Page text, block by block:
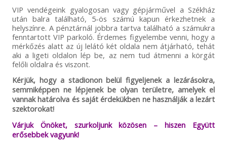
VIP vendégeink gyalogosan vagy gépjárművel a Székház
után balra található, 5-ös számú kapun érkezhetnek a
helyszínre. A pénztárnál jobbra tartva található a számukra
fenntartott VIP parkoló. Érdemes figyelembe venni, hogy a
mérkőzés alatt az új lelátó két oldala nem átjárható, tehát
aki a ligeti oldalon lép be, az nem tud átmenni a körgát
felőli oldalra és viszont.
Kérjük, hogy a stadionon belül figyeljenek a lezárásokra,
semmiképpen ne lépjenek be olyan területre, amelyek el
vannak határolva és saját érdekükben ne használják a lezárt
szektorokat!
Várjuk Önöket, szurkoljunk közösen – hiszen Együtt
erősebbek vagyunk!